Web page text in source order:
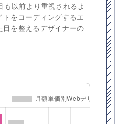
以前より重視されるよ
をコーディングするエ
を整えるデザイナーの